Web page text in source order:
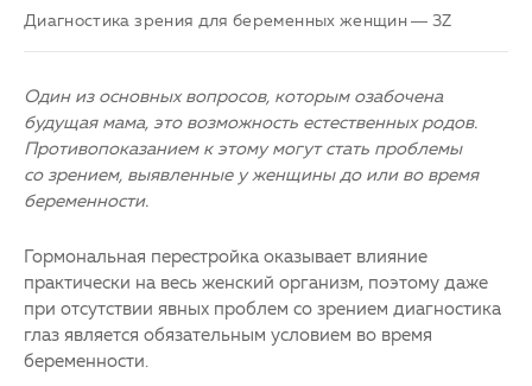
Диагностика зрения для беременных женщин — 3Z
Один из основных вопросов, которым озабочена
будущая мама, это возможность естественных родов.
Противопоказанием к этому могут стать проблемы
со зрением, выявленные у женщины до или во время
беременности.
Гормональная перестройка оказывает влияние
практически на весь женский организм, поэтому даже
при отсутствии явных проблем со зрением диагностика
глаз является обязательным условием во время
беременности.